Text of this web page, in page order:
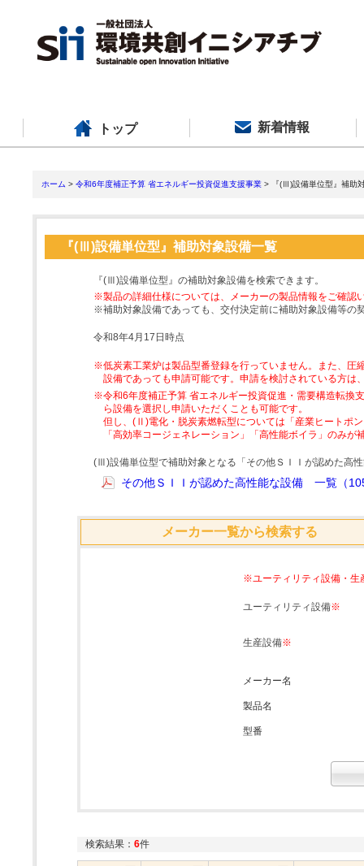
トップ 新着情報
ホーム > 令和6年度補正予算 省エネルギー投資促進支援事業 > 『(Ⅲ)設備単位型』補助
『(Ⅲ)設備単位型』補助対象設備一覧
『(Ⅲ)設備単位型』の補助対象設備を検索できます。
※製品の詳細仕様については、メーカーの製品情報をご確認
※補助対象設備であっても、交付決定前に補助対象設備等の
令和8年4月17日時点
※低炭素工業炉は製品型番登録を行っていません。また、圧
設備であっても申請可能です。申請を検討されている方は
※令和6年度補正予算 省エネルギー投資促進・需要構造転
ら設備を選択し申請いただくことも可能です。
但し、(Ⅱ)電化・脱炭素燃転型については「産業ヒートポ
「高効率コージェネレーション」「高性能ボイラ」のみが
(Ⅲ)設備単位型で補助対象となる「その他ＳＩＩが認めた高
その他ＳＩＩが認めた高性能な設備 一覧（
メーカー一覧から検索する
※ユーティリティ設備・生
ユーティリティ設備※
生産設備※
メーカー名
製品名
型番
検索結果： 6件